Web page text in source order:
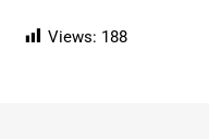
Views: 188